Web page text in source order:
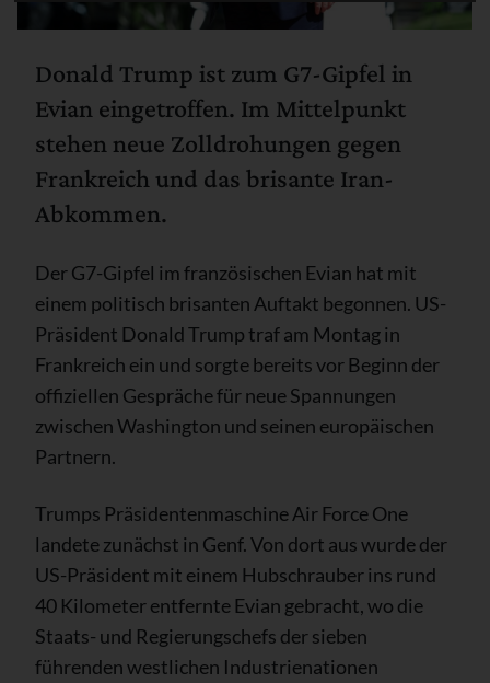
Donald Trump ist zum G7-Gipfel in
Evian eingetroffen. Im Mittelpunkt
stehen neue Zolldrohungen gegen
Frankreich und das brisante Iran-
Abkommen.
Der G7-Gipfel im französischen Evian hat mit
einem politisch brisanten Auftakt begonnen. US-
Präsident Donald Trump traf am Montag in
Frankreich ein und sorgte bereits vor Beginn der
offiziellen Gespräche für neue Spannungen
zwischen Washington und seinen europäischen
Partnern.
Trumps Präsidentenmaschine Air Force One
landete zunächst in Genf. Von dort aus wurde der
US-Präsident mit einem Hubschrauber ins rund
40 Kilometer entfernte Evian gebracht, wo die
Staats- und Regierungschefs der sieben
führenden westlichen Industrienationen